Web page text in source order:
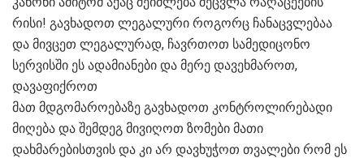
რისი! გავხადოთ ლეგალური როგორც ჩანაცვლებაა
და მივცეთ ლეგალურად, ჩავრთოთ სამედიცონო
სერვისში ეს ადამიანები და მერე დავეხმაროთ,
დავაფიქროთ
მათ მდგომაროებაზე გავხადოთ კონტროლირებადი
მიღება და შემდეგ მივიღოთ ზომები მათი
დახმარებისთვის და კი არ დავხუჭოთ თვალები რომ ეს